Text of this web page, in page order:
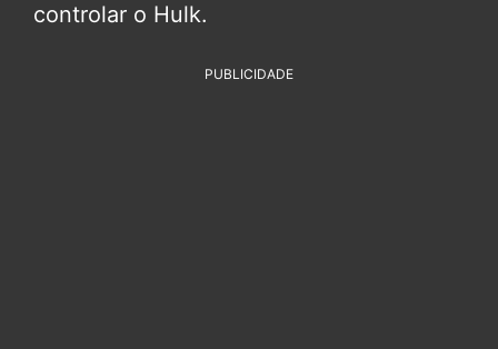
controlar o Hulk.
PUBLICIDADE